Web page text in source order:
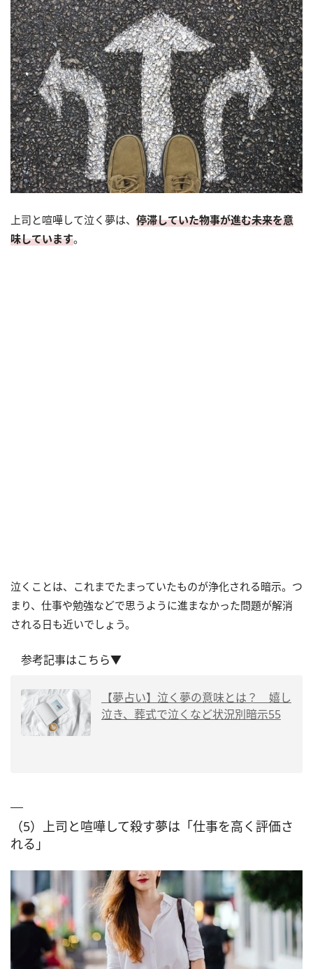
上司と喧嘩して泣く夢は、 停滞していた物事が進む未来を意
味しています。
泣くことは、これまでたまっていたものが浄化される暗示。つ
まり、仕事や勉強などで思うように進まなかった問題が解消
される日も近いでしょう。
参考記事はこちら▼
【夢占い】泣く夢の意味とは？ 嬉し
泣き、葬式で泣くなど状況別暗示55
（5）上司と喧嘩して殺す夢は「仕事を高く評価さ
れる」